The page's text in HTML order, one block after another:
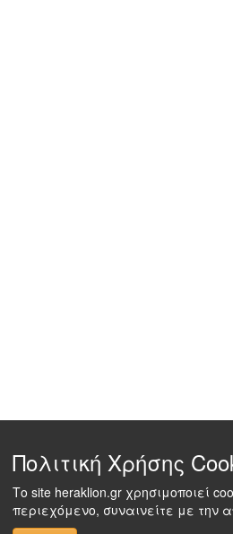
Πολιτική Χρήσης
Το site heraklion.gr χρησιμοποιεί
περιεχόμενο, συναινείτε με την